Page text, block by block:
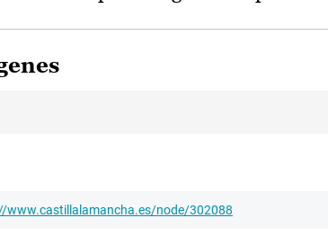
www.castillalamancha.es/node/302088